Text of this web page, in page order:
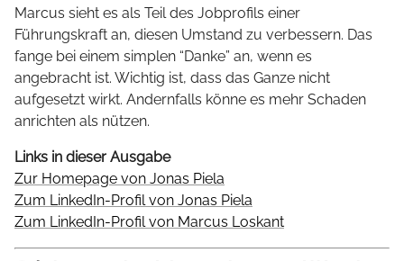
Marcus sieht es als Teil des Jobprofils einer
Führungskraft an, diesen Umstand zu verbessern. Das
fange bei einem simplen “Danke” an, wenn es
angebracht ist. Wichtig ist, dass das Ganze nicht
aufgesetzt wirkt. Andernfalls könne es mehr Schaden
anrichten als nützen.
Links in dieser Ausgabe
Zur Homepage von Jonas Piela
Zum LinkedIn-Profil von Jonas Piela
Zum LinkedIn-Profil von Marcus Loskant